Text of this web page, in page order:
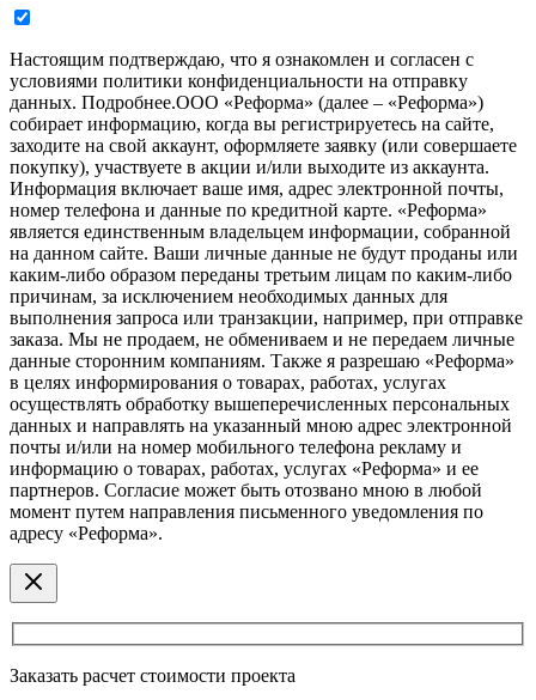
Настоящим подтверждаю, что я ознакомлен и согласен с
условиями политики конфиденциальности на отправку
данных. Подробнее.ООО «Реформа» (далее – «Реформа»)
собирает информацию, когда вы регистрируетесь на сайте,
заходите на свой аккаунт, оформляете заявку (или совершаете
покупку), участвуете в акции и/или выходите из аккаунта.
Информация включает ваше имя, адрес электронной почты,
номер телефона и данные по кредитной карте. «Реформа»
является единственным владельцем информации, собранной
на данном сайте. Ваши личные данные не будут проданы или
каким-либо образом переданы третьим лицам по каким-либо
причинам, за исключением необходимых данных для
выполнения запроса или транзакции, например, при отправке
заказа. Мы не продаем, не обмениваем и не передаем личные
данные сторонним компаниям. Также я разрешаю «Реформа»
в целях информирования о товарах, работах, услугах
осуществлять обработку вышеперечисленных персональных
данных и направлять на указанный мною адрес электронной
почты и/или на номер мобильного телефона рекламу и
информацию о товарах, работах, услугах «Реформа» и ее
партнеров. Согласие может быть отозвано мною в любой
момент путем направления письменного уведомления по
адресу «Реформа».
Заказать расчет стоимости проекта